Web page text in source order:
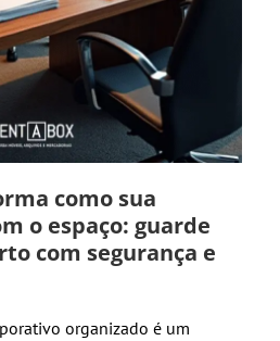
como sua
o espaço: guarde
com segurança e
organizado é um